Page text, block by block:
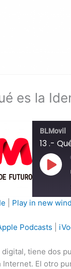
es la
BLMovil
13 .-
Play
Play in new
Podcasts
digital, tiene dos
Internet. El otro